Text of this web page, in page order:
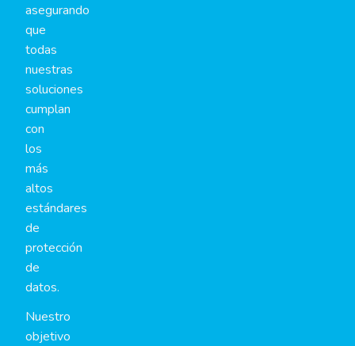
asegurando
que
todas
nuestras
soluciones
cumplan
con
los
más
altos
estándares
de
protección
de
datos.
Nuestro
objetivo